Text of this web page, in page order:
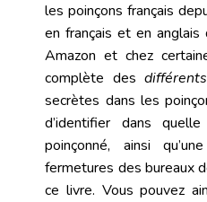
les poinçons français
en français et en anglais
Amazon et chez
complète des différents
secrètes dans les
d’identifier dans
poinçonné, ainsi
fermetures des bureaux
ce livre. Vous pouvez